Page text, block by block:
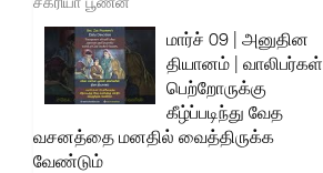
மார்ச் 09 | அனுதின
தியானம் | வாலிபர்கள்
பெற்றோருக்கு
கீழ்ப்படிந்து வேத
வசனத்தை மனதில் வைத்திருக்க
வேண்டும்